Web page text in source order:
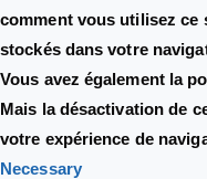
comment vous utilisez ce
stockés dans votre
Vous avez également la
Mais la désactivation de
votre expérience de
Necessary